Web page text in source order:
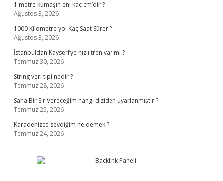
1 metre kumaşın eni kaç cm’dir ?
Ağustos 3, 2026
1000 Kilometre yol Kaç Saat Sürer ?
Ağustos 3, 2026
İstanbuldan Kayseri’ye hızlı tren var mı ?
Temmuz 30, 2026
String veri tipi nedir ?
Temmuz 28, 2026
Sana Bir Sır Vereceğim hangi diziden uyarlanmıştır ?
Temmuz 25, 2026
Karadenizce sevdiğim ne demek ?
Temmuz 24, 2026